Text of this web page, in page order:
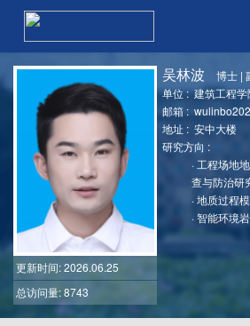
更新时间: 2026.06.25
总访问量: 8743
吴林波 博士 |
单位 : 建筑工程
邮箱 :
地址 : 安中大楼
研究方向 :
· 工程场地
查与防治研
·地质过程
·智能环境